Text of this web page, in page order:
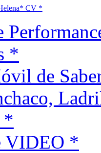
* CV *
*
de
*
VIDEO *